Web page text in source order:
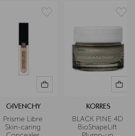
GIVENCHY
Prisme Libre
Skin-caring
KORRES
BLACK PINE 4D
BioShapeLift